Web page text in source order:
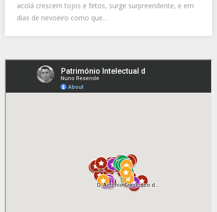
acolá crescem tojos e fetos, surge surpreendente, e em
dias de nevoeiro como que…